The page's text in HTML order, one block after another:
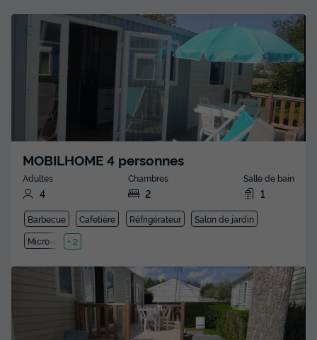
MOBILHOME 4 personnes
Adultes
4
Chambres
2
Salle de bain
1
Barbecue Cafetière Réfrigérateur
Salon de jardin
Micro-ondes
+ 2